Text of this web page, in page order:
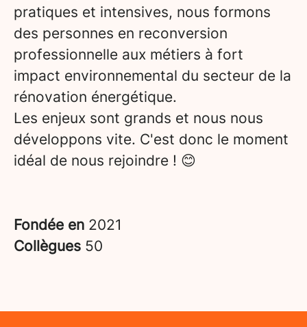
pratiques et intensives, nous formons
des personnes en reconversion
professionnelle aux métiers à fort
impact environnemental du secteur de la
rénovation énergétique.
Les enjeux sont grands et nous nous
développons vite. C'est donc le moment
idéal de nous rejoindre ! 😊
Fondée en 2021
Collègues 50